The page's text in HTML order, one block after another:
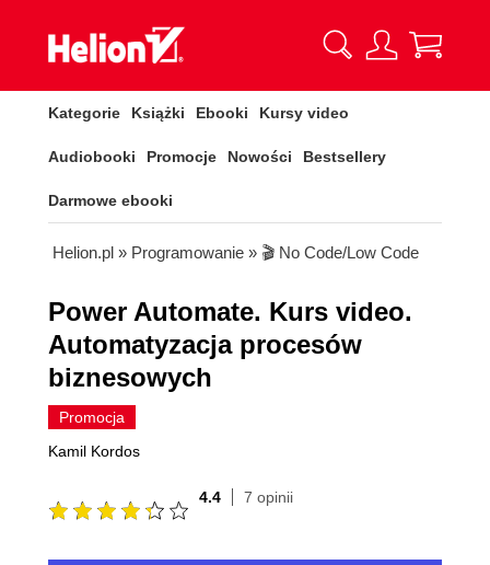
Kategorie Książki Ebooki Kursy video
Audiobooki Promocje Nowości Bestsellery
Darmowe ebooki
Helion.pl » Programowanie » 🎬 No Code/Low Code
Power Automate. Kurs video.
Automatyzacja procesów
biznesowych
Promocja
Kamil Kordos
4.4 7 opinii